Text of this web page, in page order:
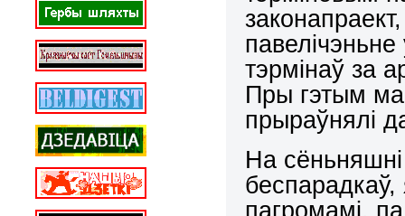
тэрмінаў за
Пры гэтым
прыраўнялі
На
беспарадкаў,
пагромамі,